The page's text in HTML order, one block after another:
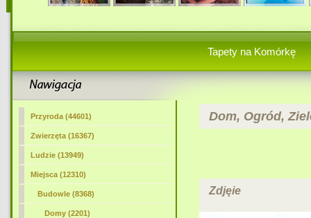
Tapety na Komórkę
Przyroda (44601)
Zwierzęta (16367)
Ludzie (13949)
Miejsca (12310)
Budowle (8368)
Domy (2201)
Dom, Ogród,
Zdjęie